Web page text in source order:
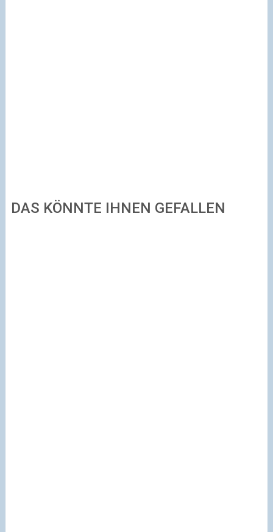
DAS KÖNNTE IHNEN GEFALLEN